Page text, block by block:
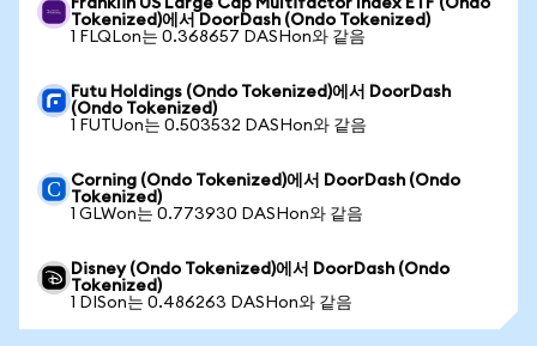
Franklin US Large Cap Multifactor Index ETF (Ondo
Tokenized)에서 DoorDash (Ondo Tokenized)
1 FLQLon는 0.368657 DASHon와 같음
Futu Holdings (Ondo Tokenized)에서 DoorDash
(Ondo Tokenized)
1 FUTUon는 0.503532 DASHon와 같음
Corning (Ondo Tokenized)에서 DoorDash (Ondo
Tokenized)
1 GLWon는 0.773930 DASHon와 같음
Disney (Ondo Tokenized)에서 DoorDash (Ondo
Tokenized)
1 DISon는 0.486263 DASHon와 같음